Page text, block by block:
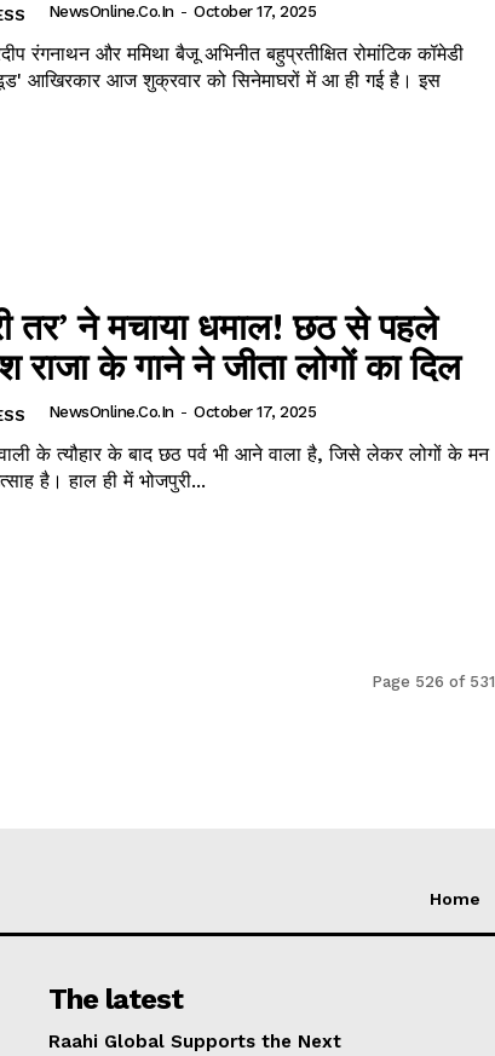
NewsOnline.co.in - October 17, 2025
रंगनाथन और ममिथा बैजू अभिनीत बहुप्रतीक्षित रोमांटिक कॉमेडी
आखिरकार आज शुक्रवार को सिनेमाघरों में आ ही गई है। इस
तर’ ने मचाया धमाल! छठ से पहले
के गाने ने जीता लोगों का दिल
NewsOnline.co.in - October 17, 2025
के त्यौहार के बाद छठ पर्व भी आने वाला है, जिसे लेकर लोगों के मन
है। हाल ही में भोजपुरी...
Page 526 of 531
Home
The latest
Raahi Global Supports the Next